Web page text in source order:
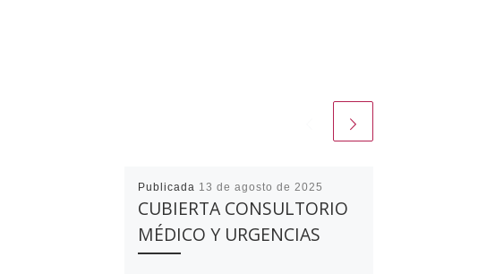
Publicada 13 de agosto de 2025
CUBIERTA CONSULTORIO
MÉDICO Y URGENCIAS